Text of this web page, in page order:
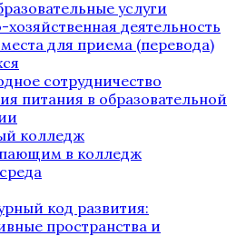
услуги
деятельность
для приема (перевода)
сотрудничество
питания в образовательной
колледж
в колледж
код развития:
пространства и